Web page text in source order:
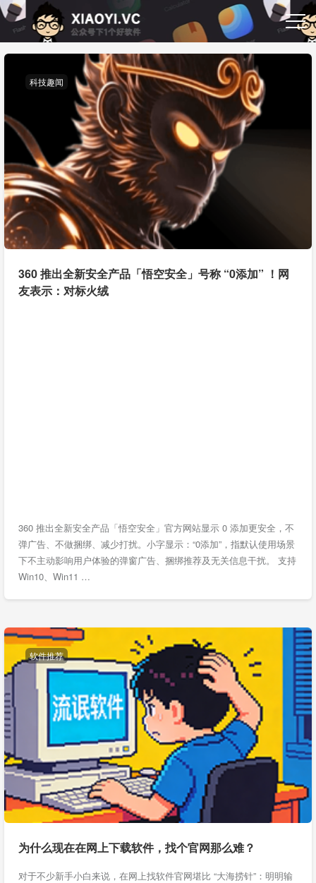
科技趣闻
360 推出全新安全产品「悟空安全」号称 “0添加” ！网
友表示：对标火绒
360 推出全新安全产品「悟空安全」官方网站显示 0 添加更安全，不
弹广告、不做捆绑、减少打扰。小字显示：“0添加”，指默认使用场景
下不主动影响用户体验的弹窗广告、捆绑推荐及无关信息干扰。 支持
Win10、Win11 …
软件推荐
为什么现在在网上下载软件，找个官网那么难？
对于不少新手小白来说，在网上找软件官网堪比 “大海捞针”：明明输